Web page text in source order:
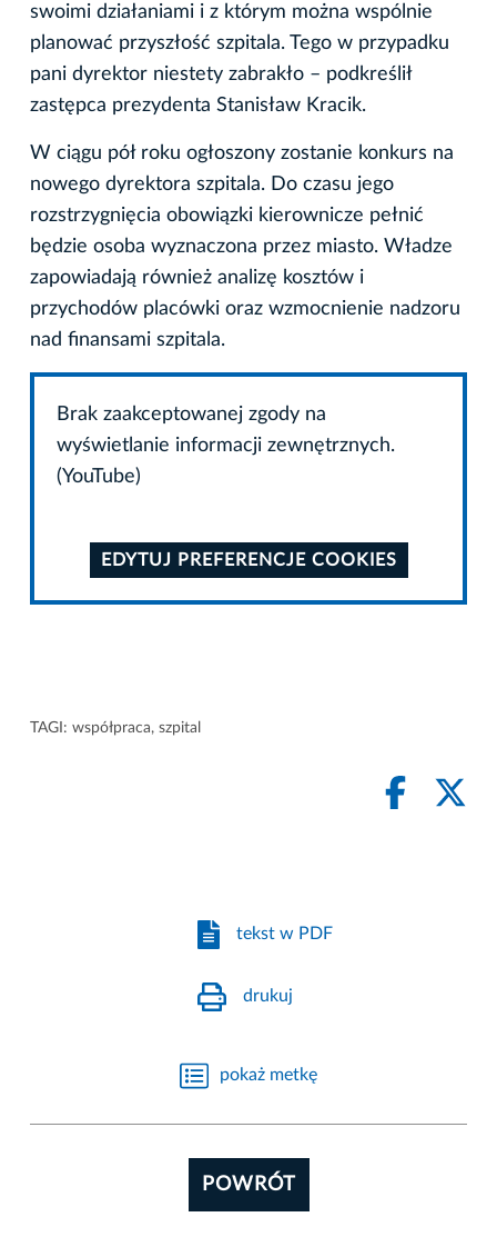
swoimi działaniami i z którym można wspólnie
planować przyszłość szpitala. Tego w przypadku
pani dyrektor niestety zabrakło – podkreślił
zastępca prezydenta Stanisław Kracik.
W ciągu pół roku ogłoszony zostanie konkurs na
nowego dyrektora szpitala. Do czasu jego
rozstrzygnięcia obowiązki kierownicze pełnić
będzie osoba wyznaczona przez miasto. Władze
zapowiadają również analizę kosztów i
przychodów placówki oraz wzmocnienie nadzoru
nad finansami szpitala.
Brak zaakceptowanej zgody na
wyświetlanie informacji zewnętrznych.
(YouTube)
EDYTUJ PREFERENCJE COOKIES
TAGI: współpraca, szpital
tekst w PDF
drukuj
pokaż metkę
POWRÓT